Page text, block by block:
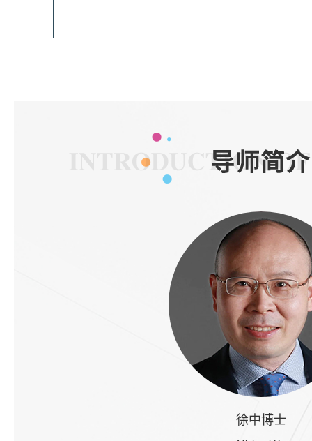
徐中博士